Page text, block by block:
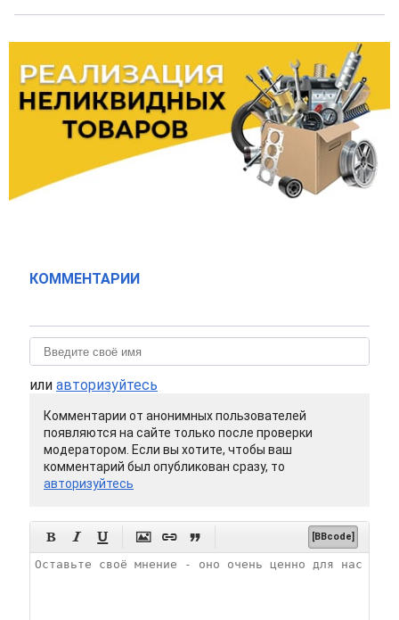
КОММЕНТАРИИ
или авторизуйтесь
Комментарии от анонимных пользователей
появляются на сайте только после проверки
модератором. Если вы хотите, чтобы ваш
комментарий был опубликован сразу, то
авторизуйтесь
      [BBcode]